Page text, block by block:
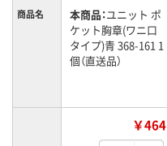
商品名 本商品：ユニット ポ
ケット胸章(ワニ口
タイプ)青 368-161 1
個（直送品）
￥464